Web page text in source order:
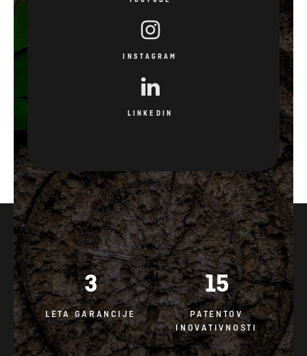
INSTAGRAM
LINKEDIN
3
LETA GARANCIJE
15
PATENTOV
INOVATIVNOSTI